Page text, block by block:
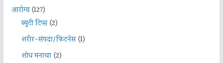
आरोग्य(127)
ब्युटी टिप्स(2)
शरीर-संपदा/फिटनेस(1)
शोध मनाचा(2)